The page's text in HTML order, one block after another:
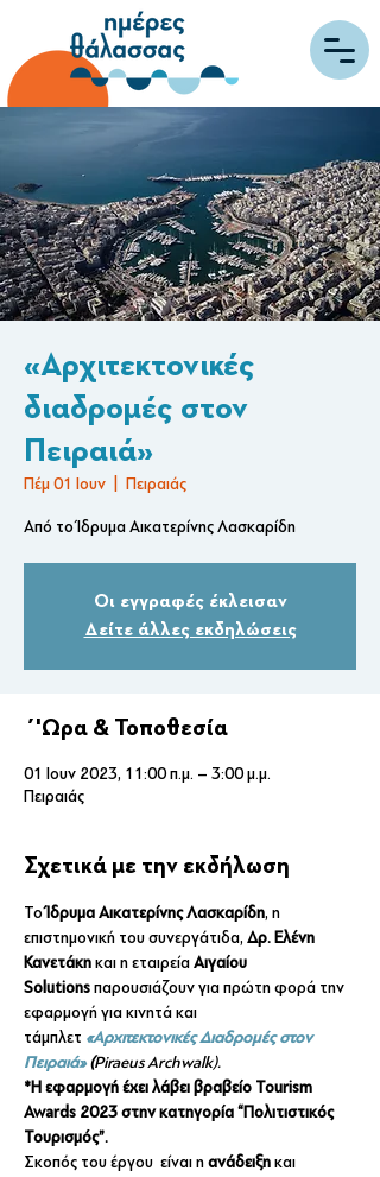
«Αρχιτεκτονικές
διαδρομές στον
Πειραιά»
Πέμ 01 Ιουν Πειραιάς
Από το Ίδρυμα Αικατερίνης Λασκαρίδη
Οι εγγραφές έκλεισαν
Δείτε άλλες εκδηλώσεις
΄'Ωρα & Τοποθεσία
01 Ιουν 2023, 11:00 π.μ. – 3:00 μ.μ.
Πειραιάς
Σχετικά με την εκδήλωση
Το Ίδρυμα Αικατερίνης Λασκαρίδη, η
επιστημονική του συνεργάτιδα, Δρ. Ελένη
Κανετάκη και η εταιρεία Αιγαίου
Solutions παρουσιάζουν για πρώτη φορά την
εφαρμογή για κινητά και
τάμπλετ «Αρχιτεκτονικές Διαδρομές στον
Πειραιά» (Piraeus Archwalk).
*Η εφαρμογή έχει λάβει βραβείο Tourism
Awards 2023 στην κατηγορία “Πολιτιστικός
Τουρισμός”.
Σκοπός του έργου  είναι η ανάδειξη και